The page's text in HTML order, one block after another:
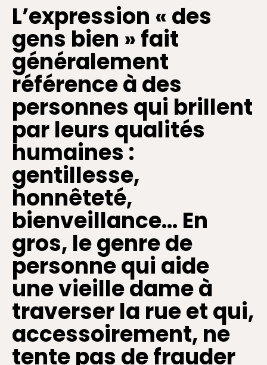
L’expression « des
gens bien » fait
généralement
référence à des
personnes qui brillent
par leurs qualités
humaines :
gentillesse,
honnêteté,
bienveillance… En
gros, le genre de
personne qui aide
une vieille dame à
traverser la rue et qui,
accessoirement, ne
tente pas de frauder